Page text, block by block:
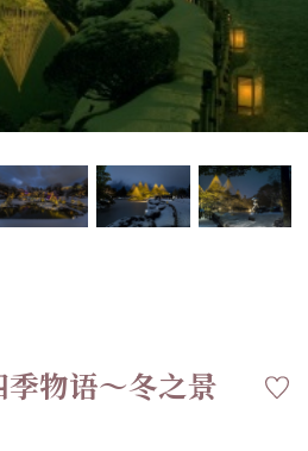
季物语～冬之景